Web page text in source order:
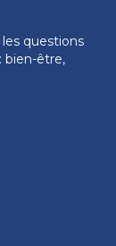
questions
bien-être,